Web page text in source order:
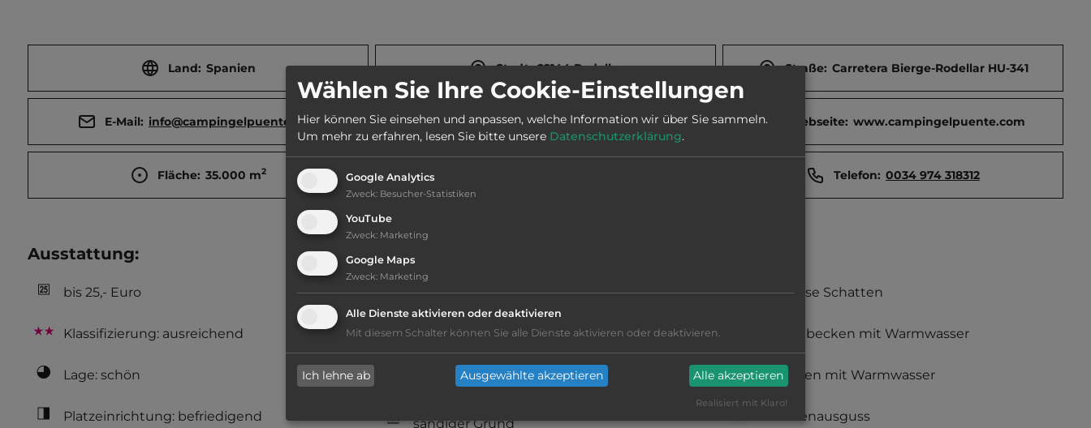
Land: Spanien Stadt: 22144 Rodellar Straße: Carretera Bierge-Rodellar HU-341
E-Mail: info@campingelpuente.com Telefon: 0034 626 841753 Webseite: www.campingelpuente.com
Fläche: 35.000 m2 Telefon: 0034 974 318312
Ausstattung:
bis 25,- Euro
Klassifizierung: ausreichend
Lage: schön
Platzeinrichtung: befriedigend
Hygiene: befriedigend
Service: mittelmäßig, das Wichtigste ist
Campingplatz befindet sich am Wasser
sandiger Grund
teilweise Schatten
Waschbecken mit Warmwasser
Duschen mit Warmwasser
Fäkalienausguss
Wählen Sie Ihre Cookie-Einstellungen
Hier können Sie einsehen und anpassen, welche Information wir über Sie sammeln.
Um mehr zu erfahren, lesen Sie bitte unsere Datenschutzerklärung.
Google Analytics
Zweck: Besucher-Statistiken
YouTube
Zweck: Marketing
Google Maps
Zweck: Marketing
Alle Dienste aktivieren oder deaktivieren
Mit diesem Schalter können Sie alle Dienste aktivieren oder deaktivieren.
Ich lehne ab Ausgewählte akzeptieren Alle akzeptieren
Realisiert mit Klaro!